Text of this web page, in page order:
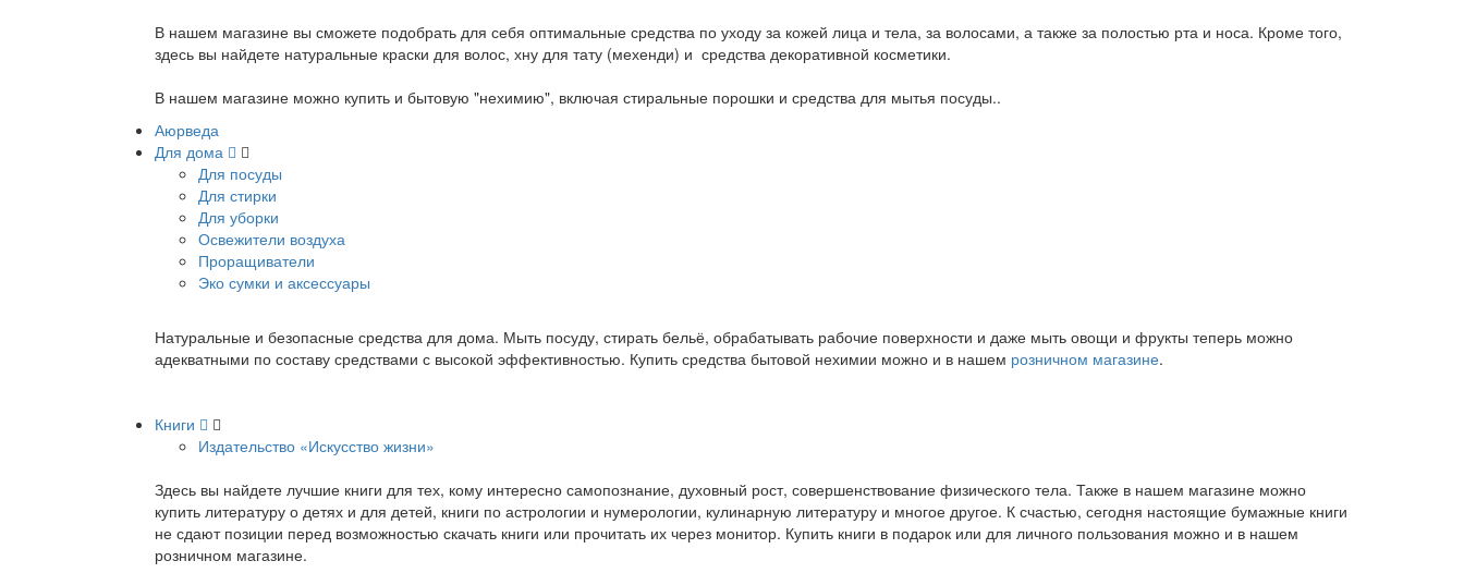
В нашем магазине вы сможете подобрать для себя оптимальные средства по уходу за кожей лица и тела, за волосами, а также за полостью рта и носа. Кроме того,
здесь вы найдете натуральные краски для волос, хну для тату (мехенди) и средства декоративной косметики.
В нашем магазине можно купить и бытовую "нехимию", включая стиральные порошки и средства для мытья посуды..
Аюрведа
Для дома
Для посуды
Для стирки
Для уборки
Освежители воздуха
Проращиватели
Эко сумки и аксессуары
Натуральные и безопасные средства для дома. Мыть посуду, стирать бельё, обрабатывать рабочие поверхности и даже мыть овощи и фрукты теперь можно
адекватными по составу средствами с высокой эффективностью. Купить средства бытовой нехимии можно и в нашем розничном магазине.
Книги
Издательство «Искусство жизни»
Здесь вы найдете лучшие книги для тех, кому интересно самопознание, духовный рост, совершенствование физического тела. Также в нашем магазине можно
купить литературу о детях и для детей, книги по астрологии и нумерологии, кулинарную литературу и многое другое. К счастью, сегодня настоящие бумажные книги
не сдают позиции перед возможностью скачать книги или прочитать их через монитор. Купить книги в подарок или для личного пользования можно и в нашем
розничном магазине.